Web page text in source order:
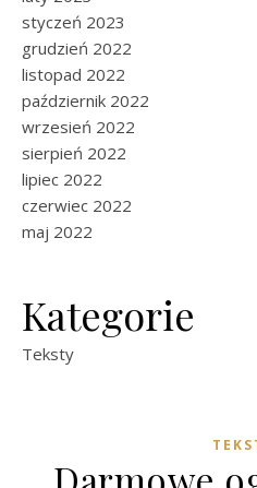
styczeń 2023
grudzień 2022
listopad 2022
październik 2022
wrzesień 2022
sierpień 2022
lipiec 2022
czerwiec 2022
maj 2022
Kategorie
Teksty